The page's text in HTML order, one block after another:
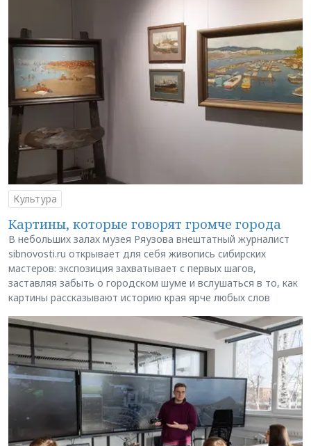
Культура
Картины, которые говорят громче города
В небольших залах музея Ряузова внештатный журналист
sibnovosti.ru открывает для себя живопись сибирских
мастеров: экспозиция захватывает с первых шагов,
заставляя забыть о городском шуме и вслушаться в то, как
картины рассказывают историю края ярче любых слов